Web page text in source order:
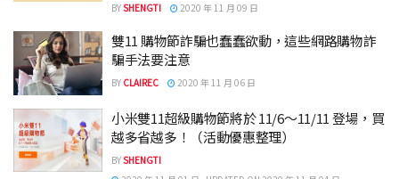
BYSHENGTI 2020 年 11 月 09 日
雙11 購物節詐騙也蠢蠢欲動，這些網路購物詐
騙手法要注意
BY CLAIREC 2020 年 11 月 06 日
小米雙11超級購物節將於 11/6～11/11 登場，買
越多省越多！（活動優惠整理）
BYSHENGTI